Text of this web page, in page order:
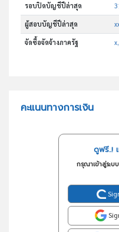
รอบปิดบัญชีปีล่าสุด
ผู้สอบบัญชีปีล่าสุด
จัดซื้อจัดจ้างภาครัฐ
คะแนนทางการเงิน
ดูฟรี..!
กรุณาเข้าสู่ระบ